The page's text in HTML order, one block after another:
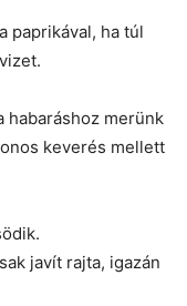
paprikával, ha túl
habaráshoz merünk
keverés mellett
javít rajta, igazán